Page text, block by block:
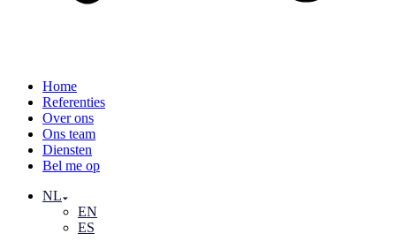
Home
Referenties
Over ons
Ons team
Diensten
Bel me op
NL
EN
ES